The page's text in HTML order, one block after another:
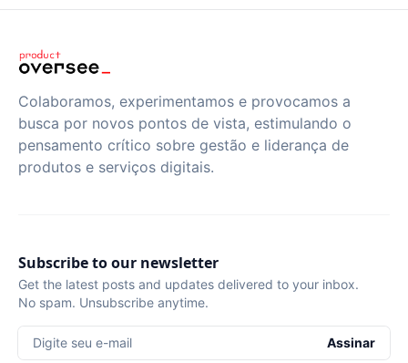
Colaboramos, experimentamos e provocamos a
busca por novos pontos de vista, estimulando o
pensamento crítico sobre gestão e liderança de
produtos e serviços digitais.
Subscribe to our newsletter
Get the latest posts and updates delivered to your inbox.
No spam. Unsubscribe anytime.
Digite seu e-mail Assinar